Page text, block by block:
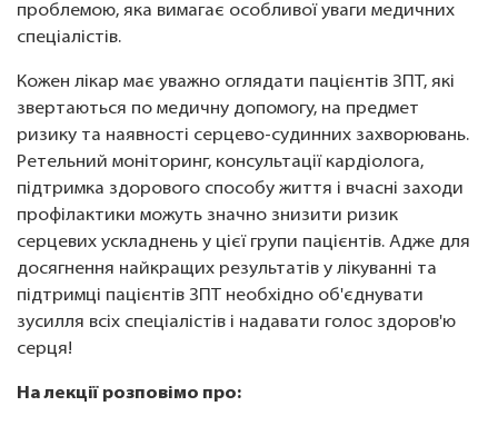
проблемою, яка вимагає особливої уваги медичних
спеціалістів.
Кожен лікар має уважно оглядати пацієнтів ЗПТ, які
звертаються по медичну допомогу, на предмет
ризику та наявності серцево-судинних захворювань.
Ретельний моніторинг, консультації кардіолога,
підтримка здорового способу життя і вчасні заходи
профілактики можуть значно знизити ризик
серцевих ускладнень у цієї групи пацієнтів. Адже для
досягнення найкращих результатів у лікуванні та
підтримці пацієнтів ЗПТ необхідно об'єднувати
зусилля всіх спеціалістів і надавати голос здоров'ю
серця!
На лекції розповімо про: